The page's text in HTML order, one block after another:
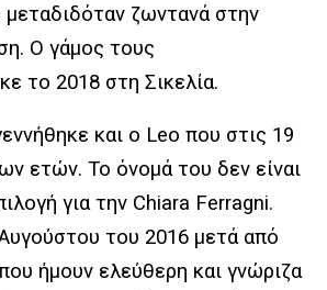
ζωντανά στην
Ο γάμος τους
το 2018 στη Σικελία.
και ο Leo που στις 19
ετών. Το όνομά του δεν είναι
για την Chiara Ferragni.
του 2016 μετά από
ήμουν ελεύθερη και γνώριζα